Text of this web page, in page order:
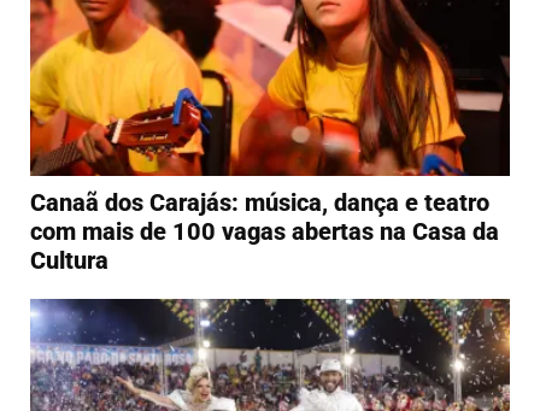
Canaã dos Carajás: música, dança e teatro
com mais de 100 vagas abertas na Casa da
Cultura